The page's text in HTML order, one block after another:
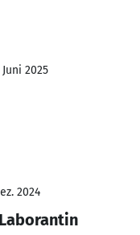
2025
2024